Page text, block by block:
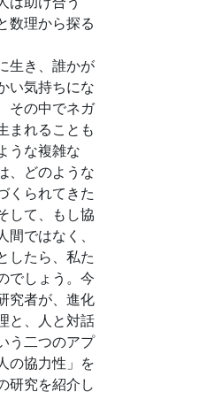
理から探る
生き、誰かが
い気持ちにな
その中でネガ
まれることも
うな複雑な
、どのような
くられてきた
して、もし協
間ではなく、
したら、私た
でしょう。今
究者が、進化
と、人と対話
う二つのアプ
の協力性」を
研究を紹介し